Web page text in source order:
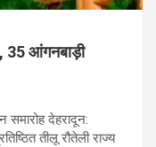
35 आंगनबाड़ी
समारोह देहरादून:
तीलू रौतेली राज्य